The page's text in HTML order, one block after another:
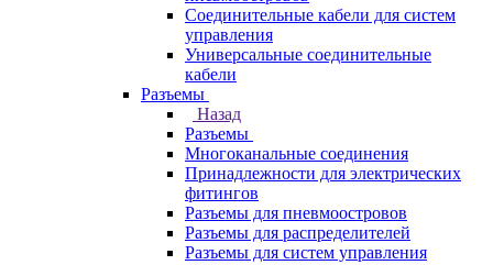
Соединительные кабели для систем
управления
Универсальные соединительные
кабели
Разъемы
Назад
Разъемы
Многоканальные соединения
Принадлежности для электрических
фитингов
Разъемы для пневмоостровов
Разъемы для распределителей
Разъемы для систем управления